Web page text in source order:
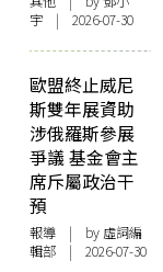
宇 | 2026-07-30
歐盟終止威尼
斯雙年展資助
涉俄羅斯參展
爭議 基金會主
席斥屬政治干
預
報導 | by 虛詞編
輯部 | 2026-07-30